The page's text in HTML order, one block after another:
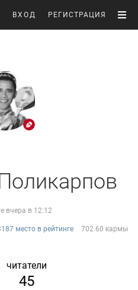
ВХОД РЕГИСТРАЦИЯ
вчера в 12:12
место в рейтинге 702.60 кармы
читатели
45